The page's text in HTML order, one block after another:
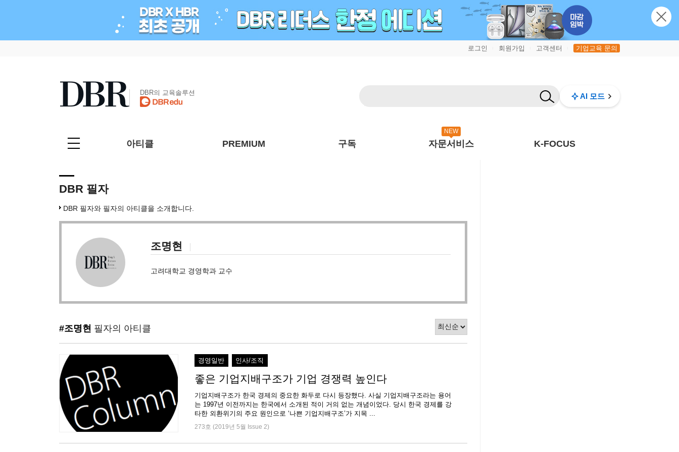
로그인 회원가입 고객센터 기업교육 문의
DBR의 교육솔루션 AI 모드
아티클 PREMIUM 구독
NEW
자문서비스 K-FOCUS
DBR 필자
DBR 필자와 필자의 아티클을 소개합니다.
조명현
고려대학교 경영학과 교수
#조명현 필자의 아티클
경영일반 인사/조직
좋은 기업지배구조가 기업 경쟁력 높인다
기업지배구조가 한국 경제의 중요한 화두로 다시 등장했다. 사실 기업지배구조라는 용어
는 1997년 이전까지는 한국에서 소개된 적이 거의 없는 개념이었다. 당시 한국 경제를 강
타한 외환위기의 주요 원인으로 ‘나쁜 기업지배구조’가 지목 ...
273호 (2019년 5월 Issue 2)